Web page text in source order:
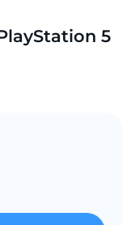
5